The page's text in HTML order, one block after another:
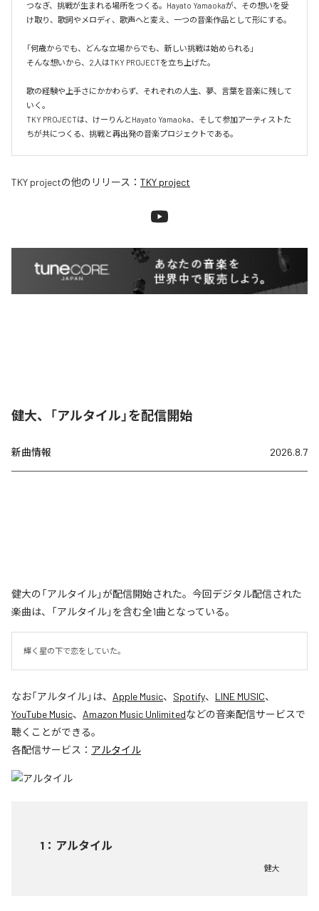
つなぎ、挑戦が生まれる場所をつくる。Hayato Yamaokaが、その想いを受
け取り、歌詞やメロディ、歌声へと変え、一つの音楽作品として形にする。
「何歳からでも、どんな立場からでも、新しい挑戦は始められる」
そんな想いから、2人はTKY PROJECTを立ち上げた。
歌の経験や上手さにかかわらず、それぞれの人生、夢、言葉を音楽に残して
いく。
TKY PROJECTは、けーりんとHayato Yamaoka、そして参加アーティストた
ちが共につくる、挑戦と再出発の音楽プロジェクトである。
TKY projectの他のリリース： TKY project
健大、「アルタイル」を配信開始
新曲情報 2026.8.7
健大の「アルタイル」が配信開始された。今回デジタル配信された
楽曲は、「アルタイル」を含む全1曲となっている。
輝く星の下で恋をしていた。
なお「アルタイル」は、 Apple Music、 Spotify、 LINE MUSIC、
YouTube Music、 Amazon Music Unlimitedなどの音楽配信サービスで
聴くことができる。
各配信サービス： アルタイル
1 ： アルタイル
健大